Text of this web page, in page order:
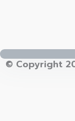
© Copyright